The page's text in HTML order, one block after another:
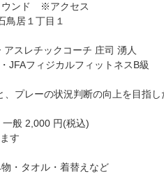
ウンド ※アクセス
居１丁目１
スレチックコーチ 庄司 湧人
フィジカルフィットネスB級
プレーの状況判断の向上を目指
般 2,000 円(税込)
す
・タオル・着替えなど